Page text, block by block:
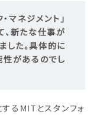
マネジメント」
、新たな仕事が
した。具体的に
性があるのでし
るMITとスタンフォ